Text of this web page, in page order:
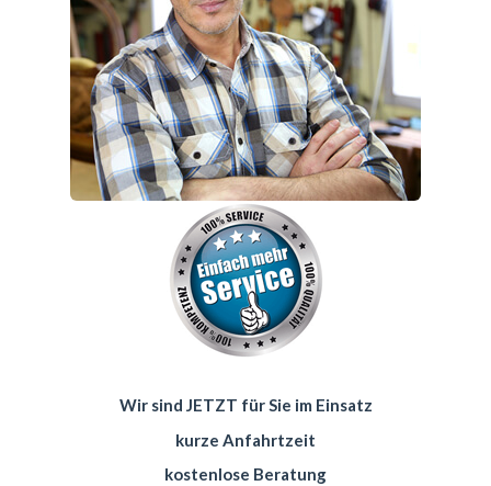
Wir sind JETZT für Sie im Einsatz
kurze Anfahrtzeit
kostenlose Beratung